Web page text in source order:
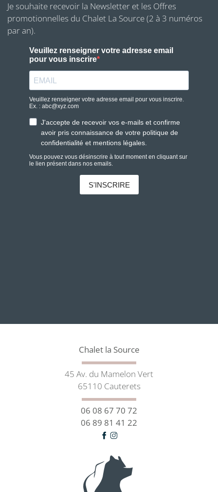
Je souhaite recevoir la Newsletter et les Offres
promotionnelles du Chalet La Source (2 à 3 numéros
par an).
Chalet la Source
45 Av. du Mamelon Vert
65110 Cauterets
06 08 67 70 72
06 89 81 41 22